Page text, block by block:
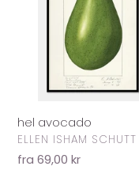
hel avocado
FORHANDLER
ELLEN ISHAM SCHUTT
Normalpris
fra 69,00 kr